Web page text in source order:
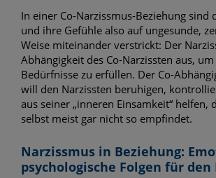
In einer Co-Narzissmus-Beziehung sind
und ihre Gefühle also auf ungesunde,
Weise miteinander verstrickt: Der
Abhängigkeit des Co-Narzissten aus,
Bedürfnisse zu erfüllen. Der Co-
will den Narzissten beruhigen,
aus seiner „inneren Einsamkeit“ helfen,
selbst meist gar nicht so empfindet.
Narzissmus in Beziehung:
psychologische Folgen für